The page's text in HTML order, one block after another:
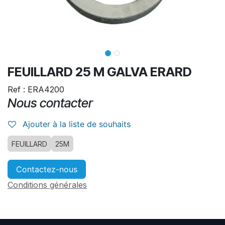
FEUILLARD 25 M GALVA ERARD
Ref : ERA4200
Nous contacter
Ajouter à la liste de souhaits
FEUILLARD 25M
Contactez-nous
Conditions générales